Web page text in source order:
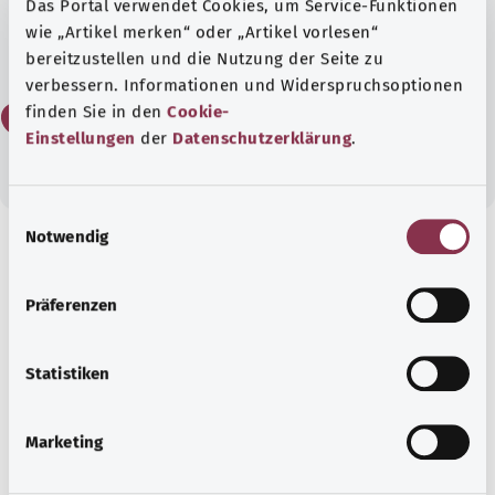
Das Portal verwendet Cookies, um Service-Funktionen
wie „Artikel merken“ oder „Artikel vorlesen“
bereitzustellen und die Nutzung der Seite zu
verbessern. Informationen und Widerspruchsoptionen
finden Sie in den Cookie-
Einstellungen der Datenschutzerklärung.
Notwendig
Präferenzen
Statistiken
Marketing
Да
Рекомендуемые статьи